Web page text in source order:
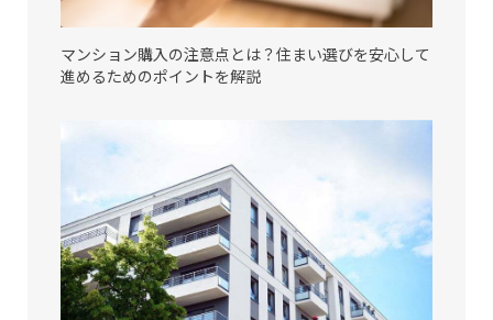
マンション購入の注意点とは？住まい選びを安心して
進めるためのポイントを解説